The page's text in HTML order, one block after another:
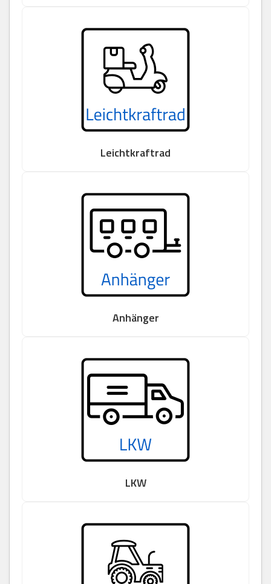
Leichtkraftrad
Anhänger
LKW